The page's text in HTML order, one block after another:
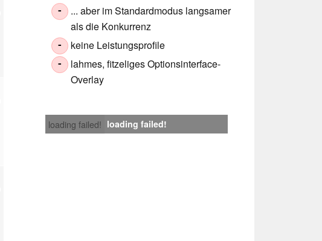
-
... aber im Standardmodus langsamer
als die Konkurrenz
- keine Leistungsprofile
-
lahmes, fitzeliges Optionsinterface-
Overlay
loading failed! loading failed!